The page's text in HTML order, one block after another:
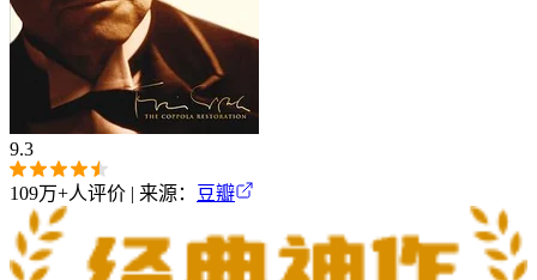
9.3
109万+人评价 | 来源： 豆瓣